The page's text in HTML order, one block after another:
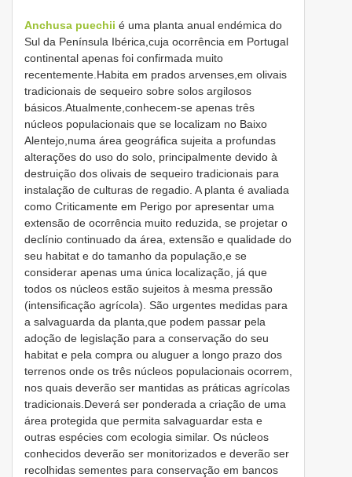
Anchusa puechii é uma planta anual endémica do
Sul da Península Ibérica,cuja ocorrência em Portugal
continental apenas foi confirmada muito
recentemente.Habita em prados arvenses,em olivais
tradicionais de sequeiro sobre solos argilosos
básicos.Atualmente,conhecem-se apenas três
núcleos populacionais que se localizam no Baixo
Alentejo,numa área geográfica sujeita a profundas
alterações do uso do solo, principalmente devido à
destruição dos olivais de sequeiro tradicionais para
instalação de culturas de regadio. A planta é avaliada
como Criticamente em Perigo por apresentar uma
extensão de ocorrência muito reduzida, se projetar o
declínio continuado da área, extensão e qualidade do
seu habitat e do tamanho da população,e se
considerar apenas uma única localização, já que
todos os núcleos estão sujeitos à mesma pressão
(intensificação agrícola). São urgentes medidas para
a salvaguarda da planta,que podem passar pela
adoção de legislação para a conservação do seu
habitat e pela compra ou aluguer a longo prazo dos
terrenos onde os três núcleos populacionais ocorrem,
nos quais deverão ser mantidas as práticas agrícolas
tradicionais.Deverá ser ponderada a criação de uma
área protegida que permita salvaguardar esta e
outras espécies com ecologia similar. Os núcleos
conhecidos deverão ser monitorizados e deverão ser
recolhidas sementes para conservação em bancos